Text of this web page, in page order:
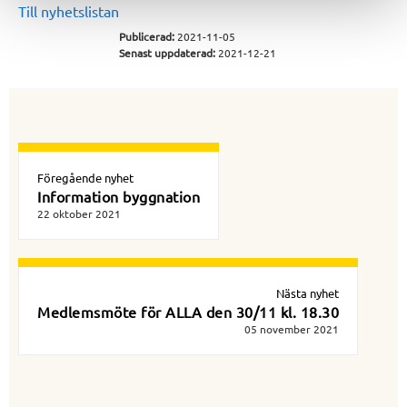
Till nyhetslistan
Publicerad: 2021-11-05
Senast uppdaterad: 2021-12-21
Föregående nyhet
Information byggnation
22 oktober 2021
Nästa nyhet
Medlemsmöte för ALLA den 30/11 kl. 18.30
05 november 2021